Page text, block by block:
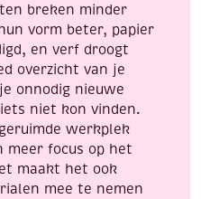
breken minder
vorm beter, papier
en verf droogt
overzicht van je
onnodig nieuwe
niet kon vinden.
werkplek
meer focus op het
maakt het ook
mee te nemen